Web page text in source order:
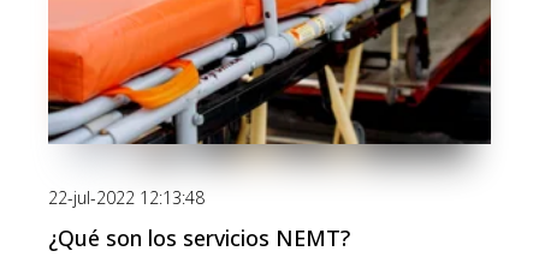
22-jul-2022 12:13:48
¿Qué son los servicios NEMT?